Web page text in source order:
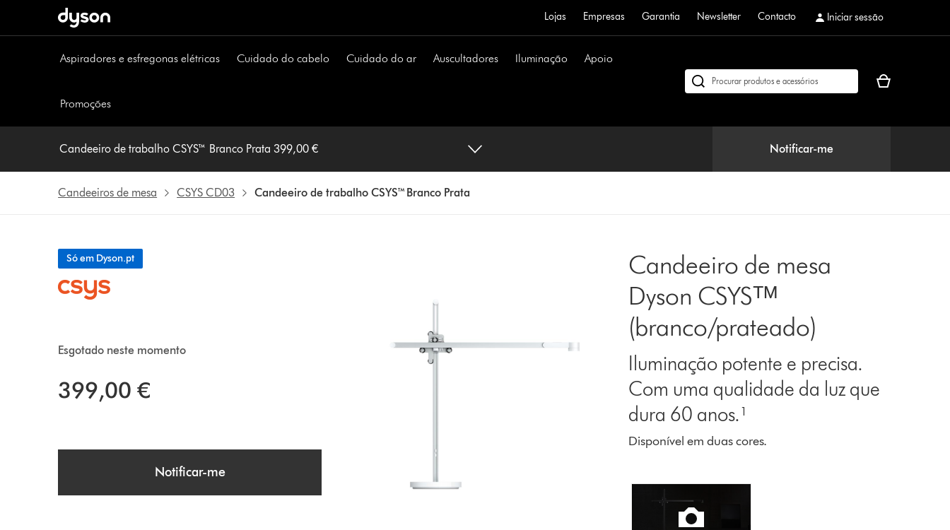
Lojas Empresas Garantia Newsletter Contacto Iniciar sessão
Aspiradores e esfregonas elétricas Cuidado do cabelo Cuidado do ar Auscultadores Iluminação Apoio
Promoções
Pesquisar
O
de
Candeeiro de trabalho CSYS™ Branco Prata 399,00 € Notificar-me
Candeeiros de mesa CSYS CD03 Candeeiro de trabalho CSYS™ Branco Prata
Só em Dyson.pt
Esgotado neste momento
399,00 €
Notificar-me
Candeeiro de mesa
Dyson CSYSᵀᴹ
(branco/prateado)
Iluminação potente e precisa.
Com uma qualidade da luz que
dura 60 anos.¹
Disponível em duas cores.